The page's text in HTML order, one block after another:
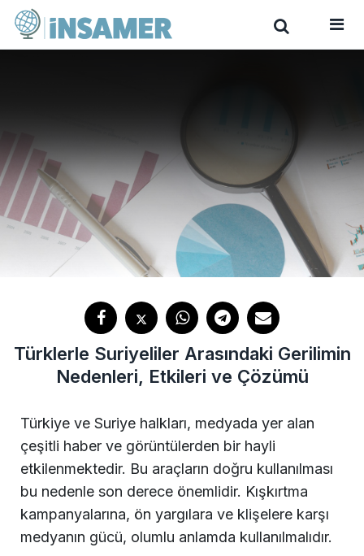
Türklerle Suriyeliler Arasındaki Gerilimin
Nedenleri, Etkileri ve Çözümü
Türkiye ve Suriye halkları, medyada yer alan
çeşitli haber ve görüntülerden bir hayli
etkilenmektedir. Bu araçların doğru kullanılması
bu nedenle son derece önemlidir. Kışkırtma
kampanyalarına, ön yargılara ve klişelere karşı
medyanın gücü, olumlu anlamda kullanılmalıdır.